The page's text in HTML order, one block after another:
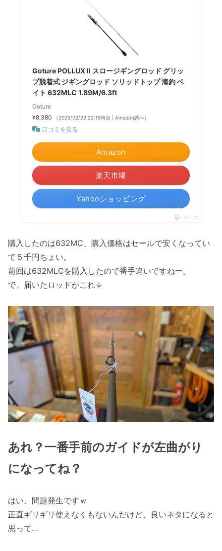
Goture POLLUX Ⅱ スロージギングロッド グリッ
プ脱着式 ジギングロッド ソリッドトップ 海釣 ベ
イト 632MLC 1.89M/6.3ft
Goture
¥8,380
（2025/02/22 22:15時点 | Amazon調べ）
口コミを見る
Amazon
楽天市場
Yahooショッピング
ポチップ
購入したのは632MC、購入価格はセールで安くなってい
て５千円ちょい。
前回は632MLCを購入したので番手違いですねー。
で、届いたロッドがこれ↓
あれ？一番手前のガイドが左曲がり
になってね？
はい、問題発生ですｗ
正直ギリギリ使えなくもないんだけど、良いネタになると
思って…